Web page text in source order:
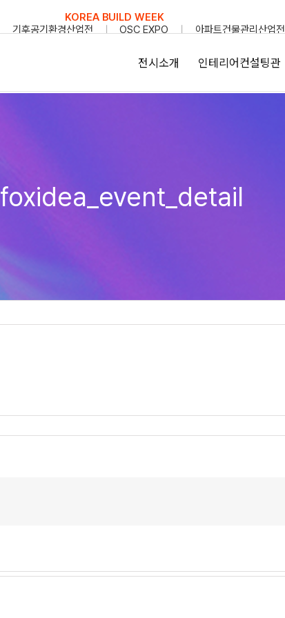
KOREA BUILD WEEK
기후공기환경산업전 OSC EXPO 아파트건물관리산업전
전시소개 인테리어컨설팅관
foxidea_event_detail